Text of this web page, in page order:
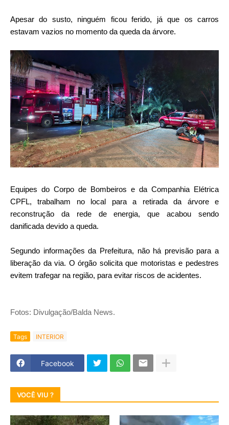
Apesar do susto, ninguém ficou ferido, já que os carros
estavam vazios no momento da queda da árvore.
Equipes do Corpo de Bombeiros e da Companhia Elétrica
CPFL, trabalham no local para a retirada da árvore e
reconstrução da rede de energia, que acabou sendo
danificada devido a queda.
Segundo informações da Prefeitura, não há previsão para a
liberação da via. O órgão solicita que motoristas e pedestres
evitem trafegar na região, para evitar riscos de acidentes.
Fotos: Divulgação/Balda News.
Tags INTERIOR
Facebook
VOCÊ VIU ?